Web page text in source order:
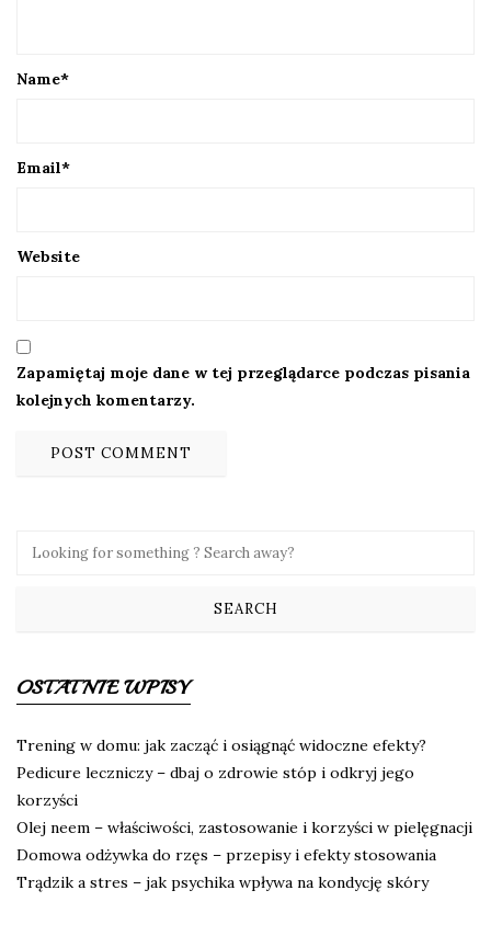
Name*
Email*
Website
Zapamiętaj moje dane w tej przeglądarce podczas pisania
kolejnych komentarzy.
OSTATNIE WPISY
Trening w domu: jak zacząć i osiągnąć widoczne efekty?
Pedicure leczniczy – dbaj o zdrowie stóp i odkryj jego
korzyści
Olej neem – właściwości, zastosowanie i korzyści w pielęgnacji
Domowa odżywka do rzęs – przepisy i efekty stosowania
Trądzik a stres – jak psychika wpływa na kondycję skóry